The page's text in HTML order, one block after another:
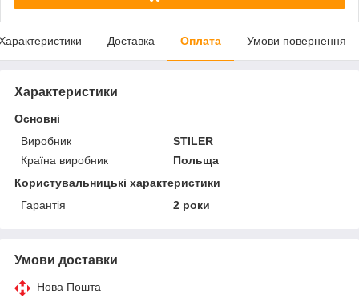
Доставка Оплата Умови повернення
Характеристики
Основні
Виробник
STILER
Країна виробник
Польща
Користувальницькі характеристики
Гарантія
2 роки
Умови доставки
Нова Пошта